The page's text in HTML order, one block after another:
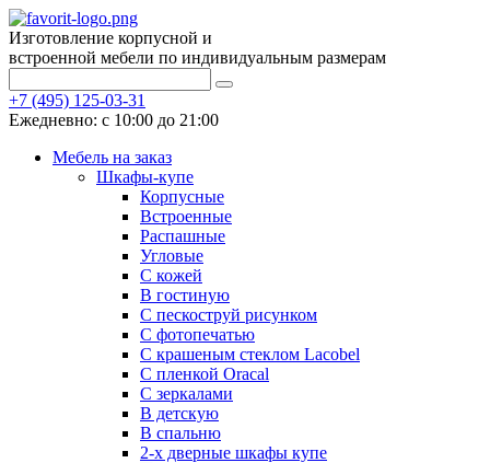
Изготовление корпусной и
встроенной мебели по индивидуальным размерам
+7 (495) 125-03-31
Ежедневно: с 10:00 до 21:00
Мебель на заказ
Шкафы-купе
Корпусные
Встроенные
Распашные
Угловые
С кожей
В гостиную
С пескоструй рисунком
С фотопечатью
С крашеным стеклом Lacobel
С пленкой Oracal
С зеркалами
В детскую
В спальню
2-х дверные шкафы купе